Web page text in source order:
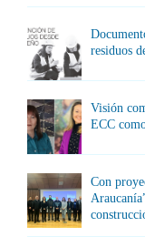
residuos
Visión
ECC
Con